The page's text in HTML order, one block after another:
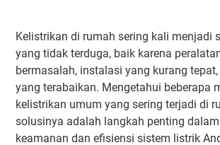
Kelistrikan di rumah sering kali menjadi
yang tidak terduga, baik karena
bermasalah, instalasi yang kurang
yang terabaikan. Mengetahui beberapa
kelistrikan umum yang sering terjadi di
solusinya adalah langkah penting
keamanan dan efisiensi sistem listrik